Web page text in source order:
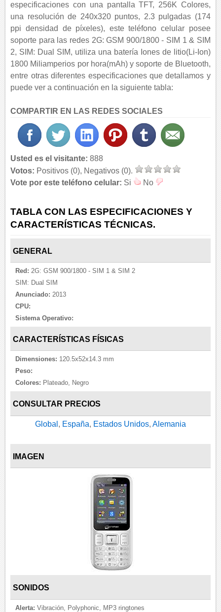
especificaciones con una pantalla TFT, 256K Colores,
una resolución de 240x320 puntos, 2.3 pulgadas (174
ppi densidad de píxeles), este teléfono celular posee
soporte para las redes 2G: GSM 900/1800 - SIM 1 & SIM
2, SIM: Dual SIM, utiliza una batería Iones de litio(Li-Ion)
1800 Miliamperios por hora(mAh) y soporte de Bluetooth,
entre otras diferentes especificaciones que detallamos y
puede ver a continuación en la siguiente tabla:
COMPARTIR EN LAS REDES SOCIALES
Usted es el visitante: 888
Votos: Positivos (0), Negativos (0).
Vote por este teléfono celular: Si No
TABLA CON LAS ESPECIFICACIONES Y
CARACTERÍSTICAS TÉCNICAS.
GENERAL
Red: 2G: GSM 900/1800 - SIM 1 & SIM 2
SIM: Dual SIM
Anunciado: 2013
CPU:
Sistema Operativo:
CARACTERÍSTICAS FÍSICAS
Dimensiones: 120.5x52x14.3 mm
Peso:
Colores: Plateado, Negro
CONSULTAR PRECIOS
Global , España, Estados Unidos, Alemania
IMAGEN
SONIDOS
Alerta: Vibración, Polyphonic, MP3 ringtones